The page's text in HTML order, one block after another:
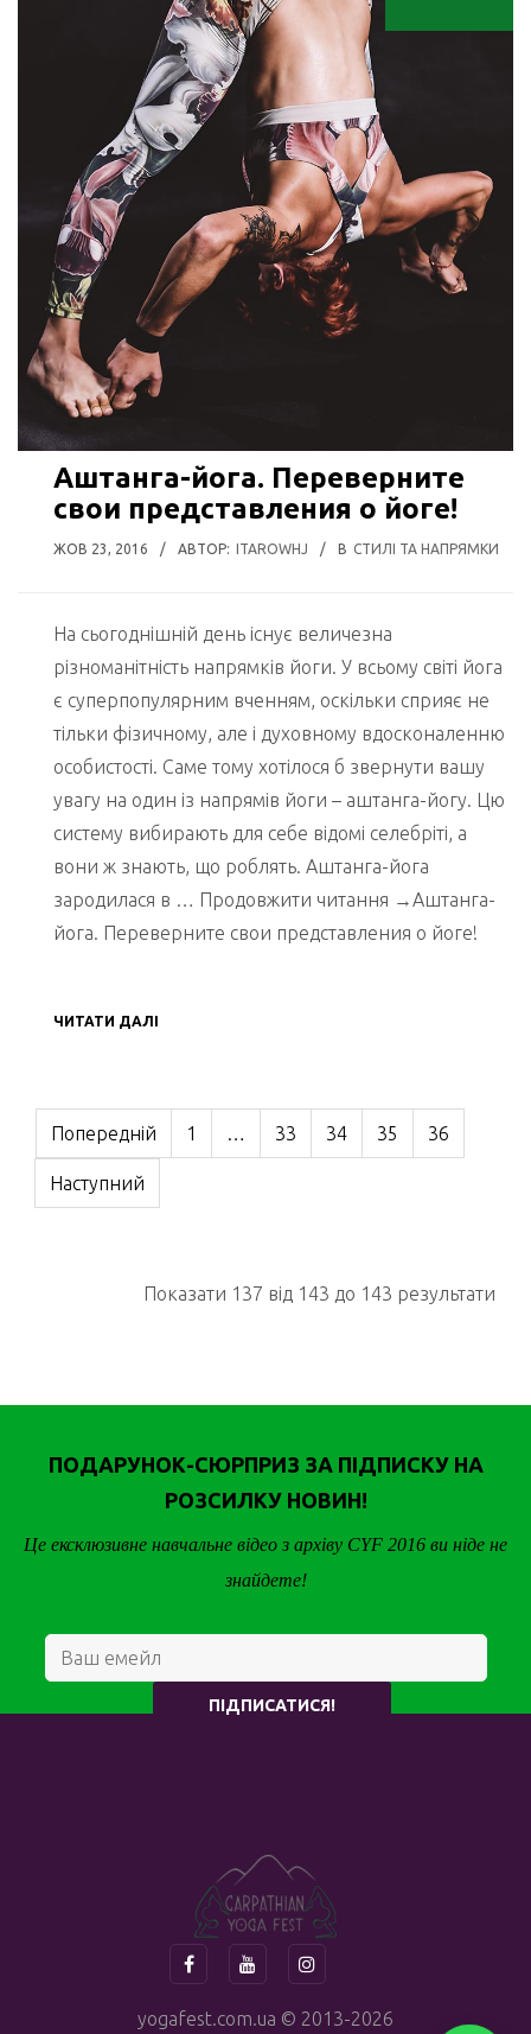
Аштанга-йога. Переверните
свои представления о йоге!
ЖОВ 23, 2016 / АВТОР: ITAROWHJ / В СТИЛІ ТА НАПРЯМКИ
На сьогоднішній день існує величезна
різноманітність напрямків йоги. У всьому світі йога
є суперпопулярним вченням, оскільки сприяє не
тільки фізичному, але і духовному вдосконаленню
особистості. Саме тому хотілося б звернути вашу
увагу на один із напрямів йоги – аштанга-йогу. Цю
систему вибирають для себе відомі селебріті, а
вони ж знають, що роблять. Аштанга-йога
зародилася в … Продовжити читання →Аштанга-
йога. Переверните свои представления о йоге!
ЧИТАТИ ДАЛІ
Попередній 1 … 33 34 35 36
Наступний
Показати 137 вiд 143 до 143 результати
ПОДАРУНОК-СЮРПРИЗ ЗА ПІДПИСКУ НА
РОЗСИЛКУ НОВИН!
Це ексклюзивне навчальне відео з архіву CYF 2016 ви ніде не
знайдете!
ПІДПИСАТИСЯ!
yogafest.com.ua © 2013-2026